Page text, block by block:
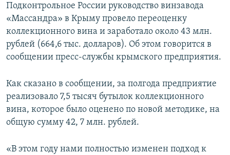
поискуИНФОГРАФИКА
ТЕЛЕПРОЕКТ КРЫМ.РЕАЛИИ
СОВЕТЫ ПРАВОЗАЩИТНИКОВ
ПРОПАВШИЕ БЕЗ ВЕСТИ
ПОБЕДИТЕЛЕЙ НЕ СУДЯТ?
КРЫМ.НЕПОКОРЕННЫЙ
КАК ОБОЙТИ БЛОКИРОВКУ
Українською
Qırımtatar
ПРИСОЕДИНЯЙТЕСЬ!
Все сайты RFE/RL
Подконтрольное России руководство винзавода
«Массандра» в Крыму провело переоценку
коллекционного вина и заработало около 43 млн.
рублей (664,6 тыс. долларов). Об этом говорится в
сообщении пресс-службы крымского предприятия.
Как сказано в сообщении, за полгода предприятие
реализовало 7,5 тысяч бутылок коллекционного
вина, которое было оценено по новой методике, на
общую сумму 42, 7 млн. рублей.
«В этом году нами полностью изменен подход к